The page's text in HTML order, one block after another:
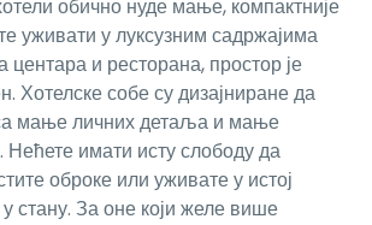
обично нуде мање, компактније
уживати у луксузним садржајима
центара и ресторана, простор је
Хотелске собе су дизајниране да
мање личних детаља и мање
имати исту слободу да
оброке или уживате у истој
стану. За оне који желе више